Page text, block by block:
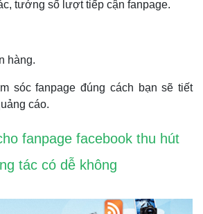
tướng số lượt tiếp cận fanpage.
hàng.
sóc fanpage đúng cách bạn sẽ tiết
cáo.
fanpage facebook thu hút
tác có dễ không